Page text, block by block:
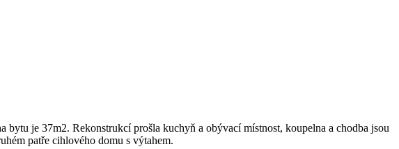
je 37m2. Rekonstrukcí prošla kuchyň a obývací místnost, koupelna a chodba jsou
patře cihlového domu s výtahem.